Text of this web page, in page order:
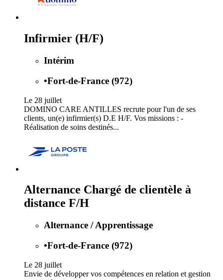
Infirmier (H/F)
Intérim
•Fort-de-France (972)
Le 28 juillet
DOMINO CARE ANTILLES recrute pour l'un de ses
clients, un(e) infirmier(s) D.E H/F. Vos missions : -
Réalisation de soins destinés...
Alternance Chargé de clientèle à
distance F/H
Alternance / Apprentissage
•Fort-de-France (972)
Le 28 juillet
Envie de développer vos compétences en relation et gestion